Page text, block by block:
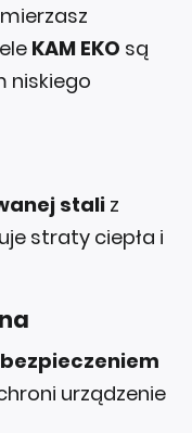
KAM EKO są
niskiego
staliz
straty ciepła i
urządzenie